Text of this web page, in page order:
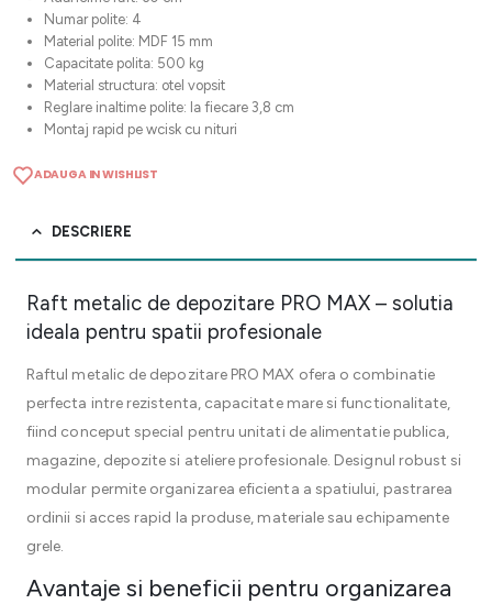
Numar polite: 4
Material polite: MDF 15 mm
Capacitate polita: 500 kg
Material structura: otel vopsit
Reglare inaltime polite: la fiecare 3,8 cm
Montaj rapid pe wcisk cu nituri
ADAUGA IN WISHLIST
DESCRIERE
Raft metalic de depozitare PRO MAX – solutia
ideala pentru spatii profesionale
Raftul metalic de depozitare PRO MAX ofera o combinatie
perfecta intre rezistenta, capacitate mare si functionalitate,
fiind conceput special pentru unitati de alimentatie publica,
magazine, depozite si ateliere profesionale. Designul robust si
modular permite organizarea eficienta a spatiului, pastrarea
ordinii si acces rapid la produse, materiale sau echipamente
grele.
Avantaje si beneficii pentru organizarea